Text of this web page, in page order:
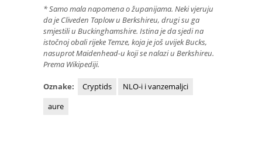
* Samo mala napomena o županijama. Neki vjeruju
da je Cliveden Taplow u Berkshireu, drugi su ga
smjestili u Buckinghamshire. Istina je da sjedi na
istočnoj obali rijeke Temze, koja je još uvijek Bucks,
nasuprot Maidenhead-u koji se nalazi u Berkshireu.
Prema Wikipediji.
Oznake: Cryptids
NLO-i i vanzemaljci
aure